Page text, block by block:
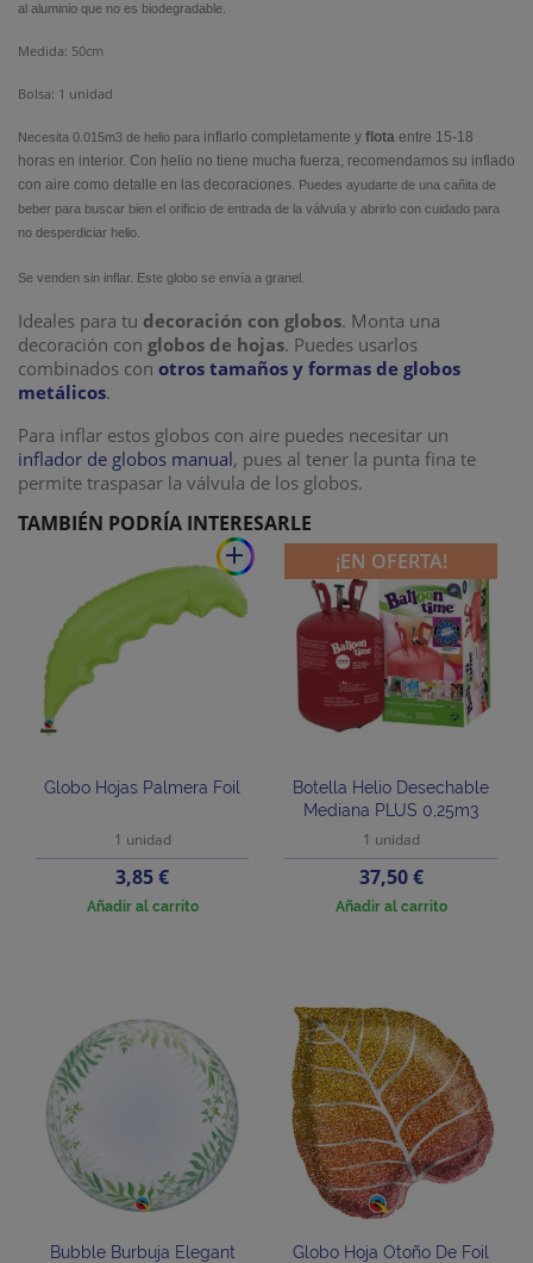
al aluminio que no es biodegradable.
Medida: 50cm
Bolsa: 1 unidad
Necesita 0.015m3 de helio para inflarlo completamente y flota entre 15-18
horas en interior. Con helio no tiene mucha fuerza, recomendamos su inflado
con aire como detalle en las decoraciones. Puedes ayudarte de una cañita de
beber para buscar bien el orificio de entrada de la válvula y abrirlo con cuidado para
no desperdiciar helio.
Se venden sin inflar. Este globo se envía a granel.
Ideales para tu decoración con globos. Monta una
decoración con globos de hojas. Puedes usarlos
combinados con otros tamaños y formas de globos
metálicos.
Para inflar estos globos con aire puedes necesitar un
inflador de globos manual, pues al tener la punta fina te
permite traspasar la válvula de los globos.
TAMBIÉN PODRÍA INTERESARLE
add
Globo Hojas Palmera Foil
1 unidad
Precio
3,85 €
Añadir al carrito
Botella Helio Desechable
Mediana PLUS 0,25m3
1 unidad
Precio
37,50 €
Añadir al carrito
¡EN OFERTA!
Bubble Burbuja Elegant
Globo Hoja Otoño De Foil